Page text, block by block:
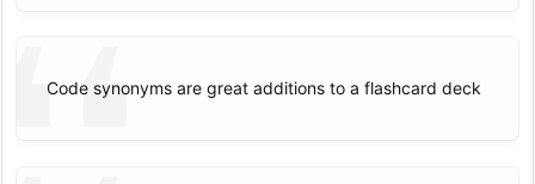
Code synonyms are great additions to a flashcard deck